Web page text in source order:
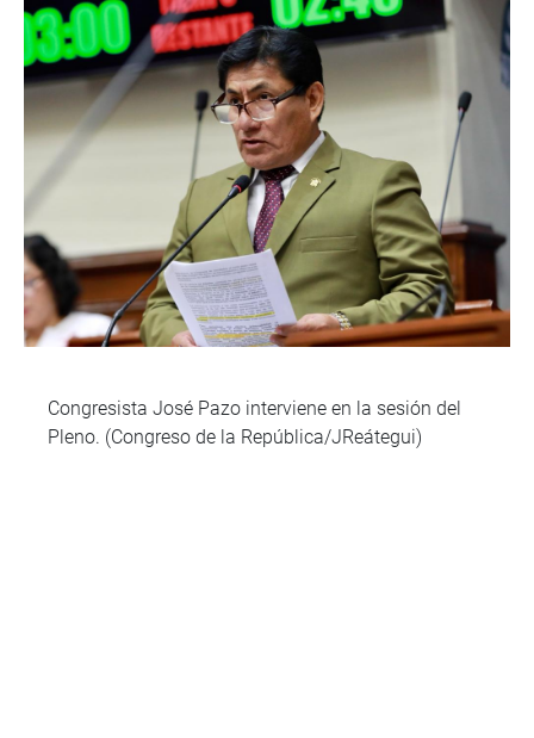
Congresista José Pazo interviene en la sesión del
Pleno. (Congreso de la República/JReátegui)